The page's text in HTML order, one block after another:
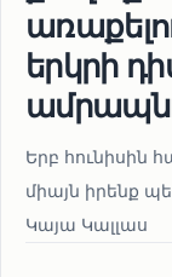
երկրի
Երբ հունիսին
միայն իրենք
Կայա Կալլաս